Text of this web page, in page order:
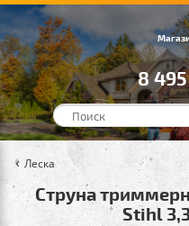
8
Леска
Струна
Stihl